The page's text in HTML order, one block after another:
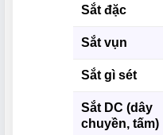
Sắt đặc
Sắt vụn
Sắt gì sét
Sắt DC (dây
chuyền, tấm)